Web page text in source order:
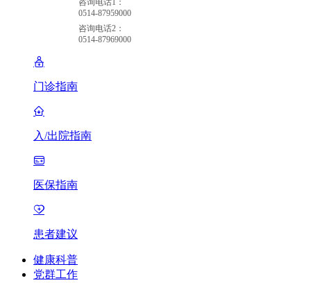
0514-87959000
咨询电话2：
0514-87969000
门诊指南
入/出院指南
医保指南
患者建议
健康科普
党群工作